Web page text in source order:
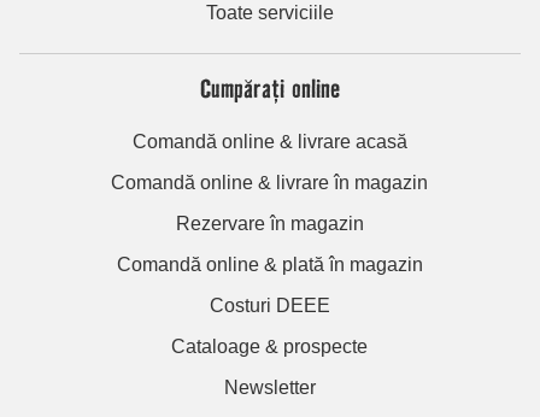
Toate serviciile
Cumpărați online
Comandă online & livrare acasă
Comandă online & livrare în magazin
Rezervare în magazin
Comandă online & plată în magazin
Costuri DEEE
Cataloage & prospecte
Newsletter